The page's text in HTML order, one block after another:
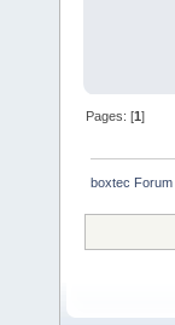
Pages: [1]
boxtec Forum